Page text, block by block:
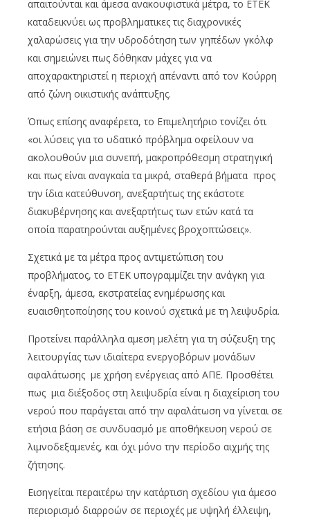
απαιτούνται και άμεσα ανακουφιστικά μέτρα, το ΕΤΕΚ
καταδεικνύει ως προβληματικες τις διαχρονικές
χαλαρώσεις για την υδροδότηση των γηπέδων γκόλφ
και σημειώνει πως δόθηκαν μάχες για να
αποχαρακτηριστεί η περιοχή απέναντι από τον Κούρρη
από ζώνη οικιστικής ανάπτυξης.
Όπως επίσης αναφέρετα, το Επιμελητήριο τονίζει ότι
«οι λύσεις για το υδατικό πρόβλημα οφείλουν να
ακολουθούν μια συνεπή, μακροπρόθεσμη στρατηγική
και πως είναι αναγκαία τα μικρά, σταθερά βήματα προς
την ίδια κατεύθυνση, ανεξαρτήτως της εκάστοτε
διακυβέρνησης και ανεξαρτήτως των ετών κατά τα
οποία παρατηρούνται αυξημένες βροχοπτώσεις».
Σχετικά με τα μέτρα προς αντιμετώπιση του
προβλήματος, το ΕΤΕΚ υπογραμμίζει την ανάγκη για
έναρξη, άμεσα, εκστρατείας ενημέρωσης και
ευαισθητοποίησης του κοινού σχετικά με τη λειψυδρία.
Προτείνει παράλληλα αμεση μελέτη για τη σύζευξη της
λειτουργίας των ιδιαίτερα ενεργοβόρων μονάδων
αφαλάτωσης με χρήση ενέργειας από ΑΠΕ. Προσθέτει
πως μια διέξοδος στη λειψυδρία είναι η διαχείριση του
νερού που παράγεται από την αφαλάτωση να γίνεται σε
ετήσια βάση σε συνδυασμό με αποθήκευση νερού σε
λιμνοδεξαμενές, και όχι μόνο την περίοδο αιχμής της
ζήτησης.
Εισηγείται περαιτέρω την κατάρτιση σχεδίου για άμεσο
περιορισμό διαρροών σε περιοχές με υψηλή έλλειψη,